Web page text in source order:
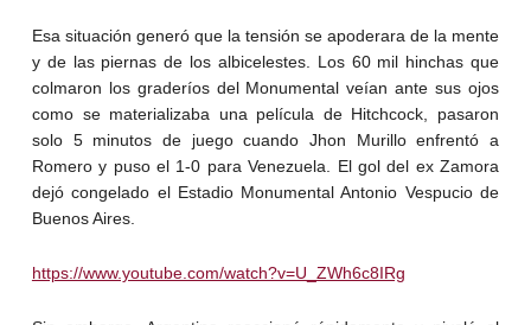
Esa situación generó que la tensión se apoderara de la mente
y de las piernas de los albicelestes. Los 60 mil hinchas que
colmaron los graderíos del Monumental veían ante sus ojos
como se materializaba una película de Hitchcock, pasaron
solo 5 minutos de juego cuando Jhon Murillo enfrentó a
Romero y puso el 1-0 para Venezuela. El gol del ex Zamora
dejó congelado el Estadio Monumental Antonio Vespucio de
Buenos Aires.
https://www.youtube.com/watch?v=U_ZWh6c8IRg